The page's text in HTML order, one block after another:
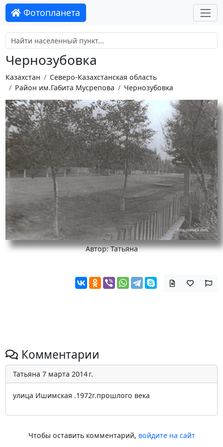
Фотопланета
Чернозубовка
Казахстан
Северо-Казахстанская область
Район им.Габита Мусрепова
Чернозубовка
Автор: Татьяна
Комментарии
Татьяна 7 марта 2014 г.
улица Ишимская .1972г.прошлого века
Чтобы оставить комментарий, войдите на сайт